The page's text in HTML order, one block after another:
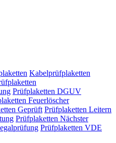
Kabelprüfplaketten
Prüfplaketten DGUV
Feuerlöscher
Geprüft Prüfplaketten Leitern
Prüfplaketten Nächster
Prüfplaketten VDE